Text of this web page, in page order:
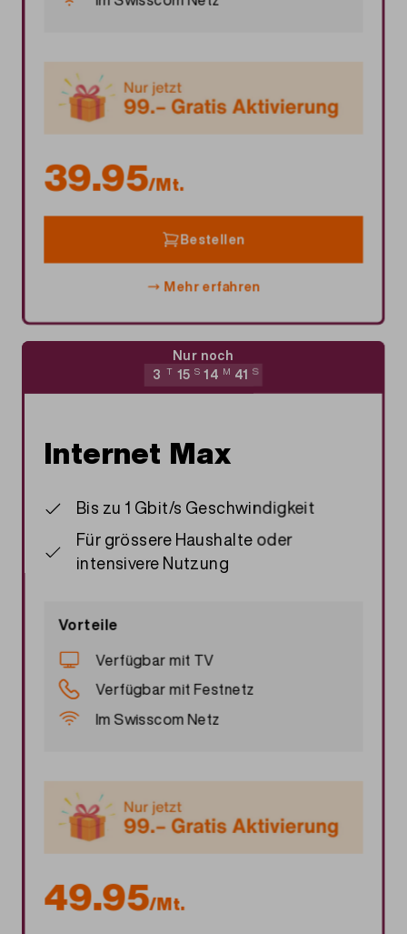
39.95/Mt.
Bestellen
Mehr erfahren
Nur noch
3 T 15 S 14 M 40 S
Internet Max
Bis zu 1 Gbit/s Geschwindigkeit
Für grössere Haushalte oder
intensivere Nutzung
Vorteile
Verfügbar mit TV
Verfügbar mit Festnetz
Im Swisscom Netz
49.95/Mt.